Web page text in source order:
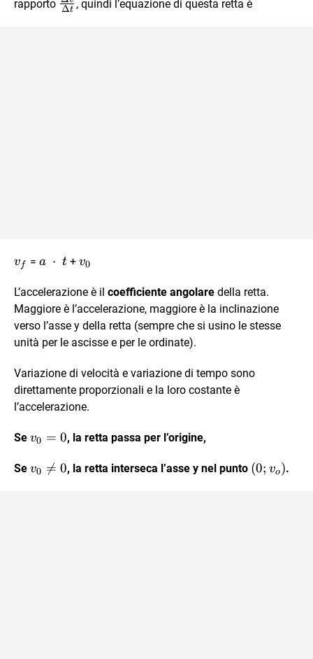
rapporto \frac{\Delta{v}}
Δt , quindi l’equazione di questa retta è
v_f
vf = a \
\ t
a ⋅ t +v_0
v0
L’accelerazione è il coefficiente angolare della retta.
Maggiore è l’accelerazione, maggiore è la inclinazione
verso l’asse y della retta (sempre che si usino le stesse
unità per le ascisse e per le ordinate).
Variazione di velocità e variazione di tempo sono
direttamente proporzionali e la loro costante è
l’accelerazione.
Se v_0=0
v0 = 0, la retta passa per l’origine,
Se v_0
v0 
= 0, la retta interseca l’asse y nel punto (0;
(0; vo).